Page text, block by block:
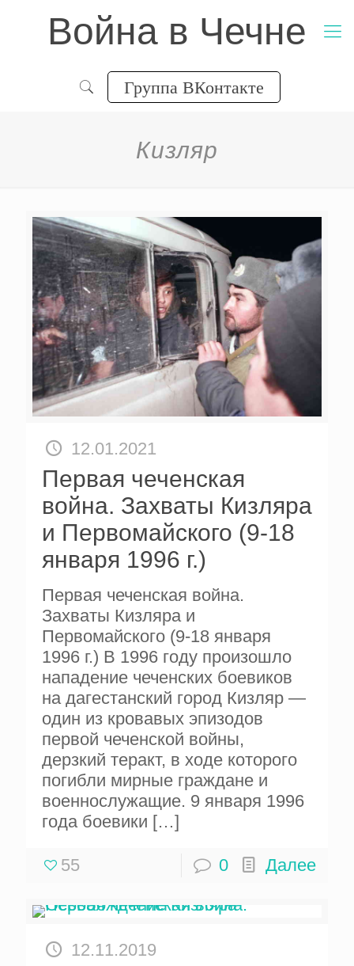
Война в Чечне
Группа ВКонтакте
Кизляр
12.01.2021
Первая чеченская
война. Захваты Кизляра
и Первомайского (9-18
января 1996 г.)
Первая чеченская война.
Захваты Кизляра и
Первомайского (9-18 января
1996 г.) В 1996 году произошло
нападение чеченских боевиков
на дагестанский город Кизляр —
один из кровавых эпизодов
первой чеченской войны,
дерзкий теракт, в ходе которого
погибли мирные граждане и
военнослужащие. 9 января 1996
года боевики […]
55 0 Далее
12.11.2019